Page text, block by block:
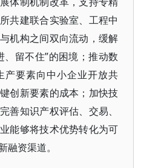
共建联合实验室、工程中
机构之间双向流动，缓解
留不住”的困境；推动数
要素向中小企业开放共
创新要素的成本；加快技
善知识产权评估、交易、
能够将技术优势转化为可
资渠道。